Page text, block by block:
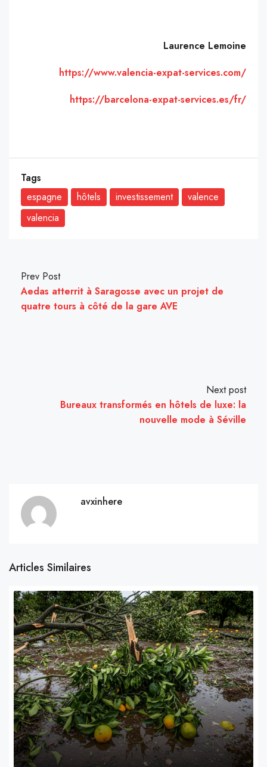
Laurence Lemoine
https://www.valencia-expat-services.com/
https://barcelona-expat-services.es/fr/
Tags
espagne
hôtels investissement
valence
valencia
Prev Post
Aedas atterrit à Saragosse avec un projet de
quatre tours à côté de la gare AVE
Next post
Bureaux transformés en hôtels de luxe: la
nouvelle mode à Séville
avxinhere
Articles Similaires